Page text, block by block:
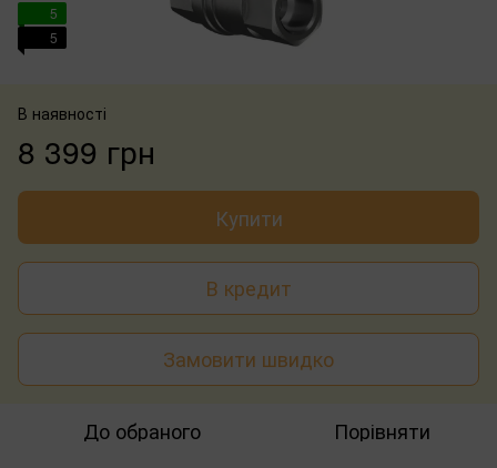
5
5
В наявності
8 399 грн
Купити
В кредит
Замовити швидко
До обраного Порівняти